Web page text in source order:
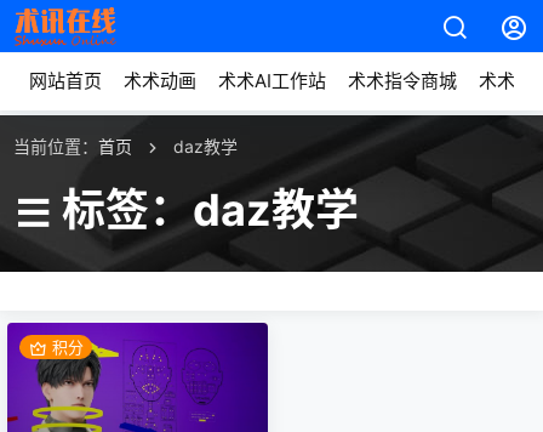
网站首页 术术动画 术术AI工作站 术术指令商城 术术动
当前位置： 首页 daz教学
标签：daz教学
积分